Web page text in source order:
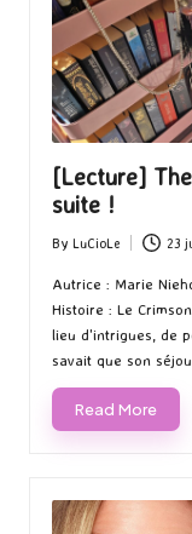
[Lecture]
suite !
Posted
by
By LuCioLe 23
Autrice : Marie
Histoire : Le
lieu d'intrigues, de
savait que son
Read More